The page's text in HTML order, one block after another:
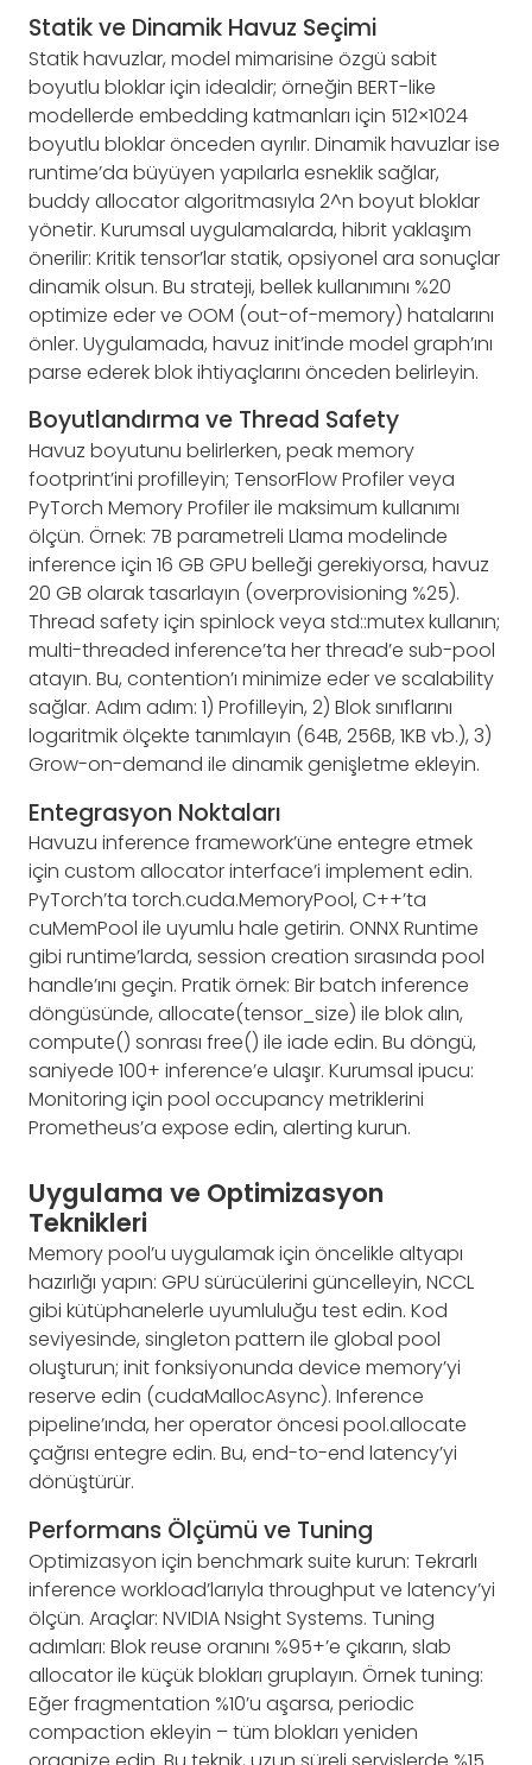
Statik ve Dinamik Havuz Seçimi
Statik havuzlar, model mimarisine özgü sabit
boyutlu bloklar için idealdir; örneğin BERT-like
modellerde embedding katmanları için 512×1024
boyutlu bloklar önceden ayrılır. Dinamik havuzlar ise
runtime’da büyüyen yapılarla esneklik sağlar,
buddy allocator algoritmasıyla 2^n boyut bloklar
yönetir. Kurumsal uygulamalarda, hibrit yaklaşım
önerilir: Kritik tensor’lar statik, opsiyonel ara sonuçlar
dinamik olsun. Bu strateji, bellek kullanımını %20
optimize eder ve OOM (out-of-memory) hatalarını
önler. Uygulamada, havuz init’inde model graph’ını
parse ederek blok ihtiyaçlarını önceden belirleyin.
Boyutlandırma ve Thread Safety
Havuz boyutunu belirlerken, peak memory
footprint’ini profilleyin; TensorFlow Profiler veya
PyTorch Memory Profiler ile maksimum kullanımı
ölçün. Örnek: 7B parametreli Llama modelinde
inference için 16 GB GPU belleği gerekiyorsa, havuz
20 GB olarak tasarlayın (overprovisioning %25).
Thread safety için spinlock veya std::mutex kullanın;
multi-threaded inference’ta her thread’e sub-pool
atayın. Bu, contention’ı minimize eder ve scalability
sağlar. Adım adım: 1) Profilleyin, 2) Blok sınıflarını
logaritmik ölçekte tanımlayın (64B, 256B, 1KB vb.), 3)
Grow-on-demand ile dinamik genişletme ekleyin.
Entegrasyon Noktaları
Havuzu inference framework’üne entegre etmek
için custom allocator interface’i implement edin.
PyTorch’ta torch.cuda.MemoryPool, C++’ta
cuMemPool ile uyumlu hale getirin. ONNX Runtime
gibi runtime’larda, session creation sırasında pool
handle’ını geçin. Pratik örnek: Bir batch inference
döngüsünde, allocate(tensor_size) ile blok alın,
compute() sonrası free() ile iade edin. Bu döngü,
saniyede 100+ inference’e ulaşır. Kurumsal ipucu:
Monitoring için pool occupancy metriklerini
Prometheus’a expose edin, alerting kurun.
Uygulama ve Optimizasyon
Teknikleri
Memory pool’u uygulamak için öncelikle altyapı
hazırlığı yapın: GPU sürücülerini güncelleyin, NCCL
gibi kütüphanelerle uyumluluğu test edin. Kod
seviyesinde, singleton pattern ile global pool
oluşturun; init fonksiyonunda device memory’yi
reserve edin (cudaMallocAsync). Inference
pipeline’ında, her operator öncesi pool.allocate
çağrısı entegre edin. Bu, end-to-end latency’yi
dönüştürür.
Performans Ölçümü ve Tuning
Optimizasyon için benchmark suite kurun: Tekrarlı
inference workload’larıyla throughput ve latency’yi
ölçün. Araçlar: NVIDIA Nsight Systems. Tuning
adımları: Blok reuse oranını %95+’e çıkarın, slab
allocator ile küçük blokları gruplayın. Örnek tuning:
Eğer fragmentation %10’u aşarsa, periodic
compaction ekleyin – tüm blokları yeniden